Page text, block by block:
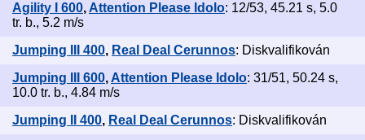
Agility I 600, Attention Please Idolo: 12/53, 45.21 s, 5.0
tr. b., 5.2 m/s
Jumping III 400, Real Deal Cerunnos: Diskvalifikován
Jumping III 600, Attention Please Idolo: 31/51, 50.24 s,
10.0 tr. b., 4.84 m/s
Jumping II 400, Real Deal Cerunnos: Diskvalifikován